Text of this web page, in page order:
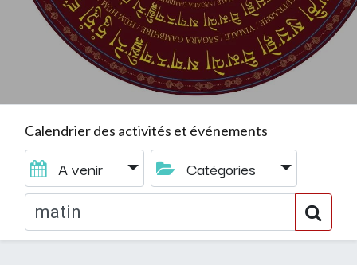
Calendrier des activités et événements
A venir Catégories